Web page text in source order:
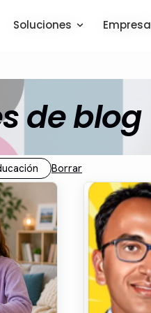
Soluciones Empresa
de blog
Borrar
Soluciones Empresa